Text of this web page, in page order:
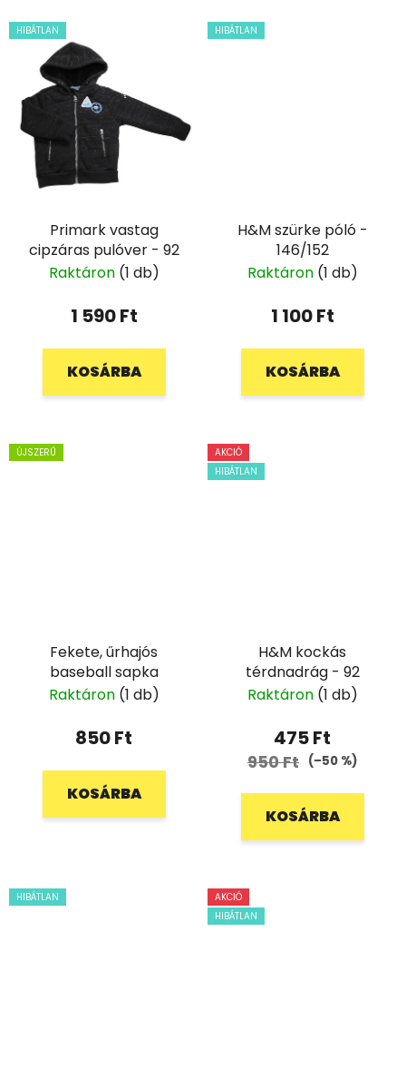
HIBÁTLAN
Primark vastag
cipzáras pulóver - 92
Raktáron (1 db)
1 590 Ft
KOSÁRBA
HIBÁTLAN
H&M szürke póló -
146/152
Raktáron (1 db)
1 100 Ft
KOSÁRBA
ÚJSZERŰ
Fekete, űrhajós
baseball sapka
Raktáron (1 db)
850 Ft
KOSÁRBA
AKCIÓ
HIBÁTLAN
H&M kockás
térdnadrág - 92
Raktáron (1 db)
475 Ft
950 Ft (–50 %)
KOSÁRBA
HIBÁTLAN
AKCIÓ
HIBÁTLAN